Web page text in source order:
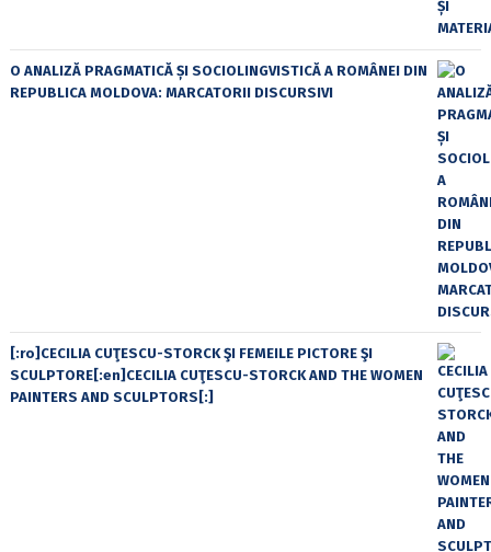
O ANALIZĂ PRAGMATICĂ ȘI SOCIOLINGVISTICĂ A ROMÂNEI DIN
REPUBLICA MOLDOVA: MARCATORII DISCURSIVI
[:ro]CECILIA CUŢESCU-STORCK ŞI FEMEILE PICTORE ŞI
SCULPTORE[:en]CECILIA CUŢESCU-STORCK AND THE WOMEN
PAINTERS AND SCULPTORS[:]